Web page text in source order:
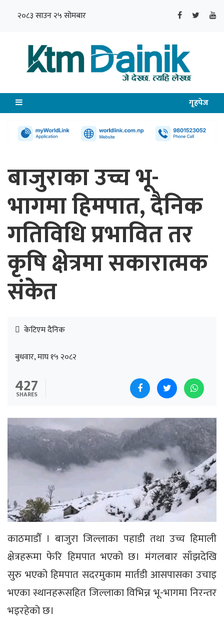
२०८३ साउन २५ सोमबार
गृहपेज
बाजुराका उच्च भू-
भागमा हिमपात, दैनिक
गतिविधि प्रभावित तर
कृषि क्षेत्रमा सकारात्मक
संकेत
केटिएम दैनिक
बुधवार, माघ १५ २०८२
427
SHARES
काठमाडौँ । बाजुरा जिल्लाका पहाडी तथा उच्च हिमाली
क्षेत्रहरूमा फेरि हिमपात भएको छ। मंगलबार साँझदेखि
सुरु भएको हिमपात सदरमुकाम मार्तडी आसपासका उचाइ
भएका स्थानहरूसहित जिल्लाका विभिन्न भू-भागमा निरन्तर
भइरहेको छ।